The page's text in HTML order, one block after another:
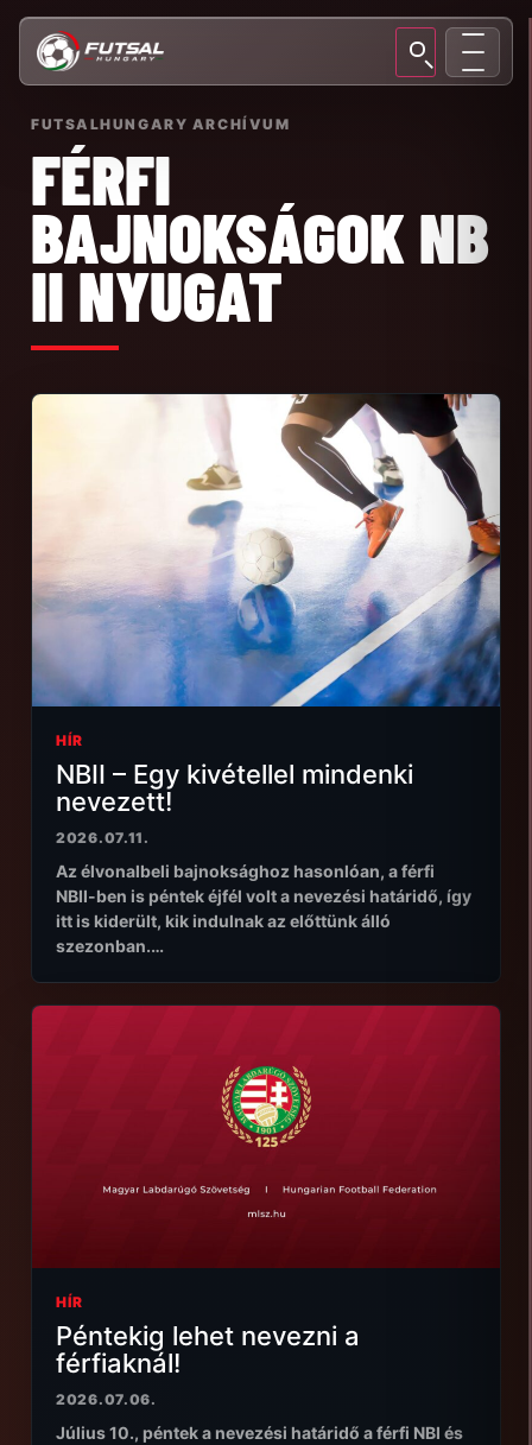
FUTSALHUNGARY ARCHÍVUM
FÉRFI
BAJNOKSÁGOK NB
II NYUGAT
HÍR
NBII – Egy kivétellel mindenki
nevezett!
2026.07.11.
Az élvonalbeli bajnoksághoz hasonlóan, a férfi
NBII-ben is péntek éjfél volt a nevezési határidő, így
itt is kiderült, kik indulnak az előttünk álló
szezonban.…
HÍR
Péntekig lehet nevezni a
férfiaknál!
2026.07.06.
Július 10., péntek a nevezési határidő a férfi NBI és